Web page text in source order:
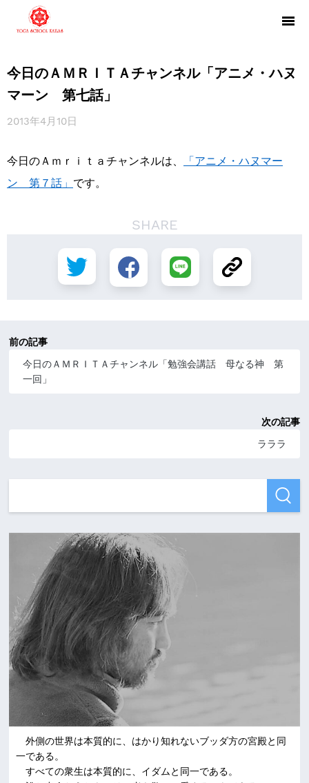
今日のＡＭＲＩＴＡチャンネル「アニメ・ハヌ
マーン 第七話」
2013年4月10日
今日のＡｍｒｉｔａチャンネルは、
「アニメ・ハヌマー
ン 第７話」 です。
SHARE
前の記事
今日のＡＭＲＩＴＡチャンネル「勉強会講話 母なる神 第
一回」
次の記事
ラララ
外側の世界は本質的に、はかり知れないブッダ方の宮殿と同
一である。
すべての衆生は本質的に、イダムと同一である。